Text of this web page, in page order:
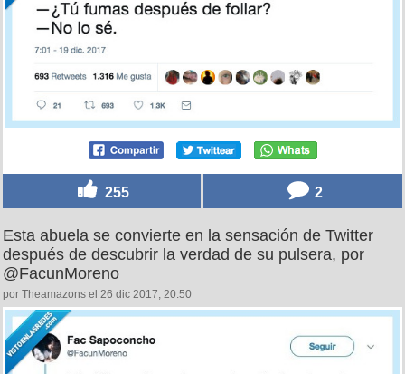
255 2
Esta abuela se convierte en la sensación de Twitter
después de descubrir la verdad de su pulsera, por
@FacunMoreno
por Theamazons el 26 dic 2017, 20:50